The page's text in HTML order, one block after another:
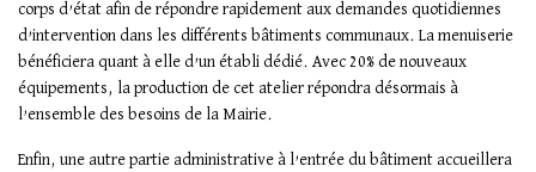
corps d’état afin de répondre rapidement aux demandes quotidiennes
d’intervention dans les différents bâtiments communaux. La menuiserie
bénéficiera quant à elle d’un établi dédié. Avec 20% de nouveaux
équipements, la production de cet atelier répondra désormais à
l’ensemble des besoins de la Mairie.
Enfin, une autre partie administrative à l’entrée du bâtiment accueillera